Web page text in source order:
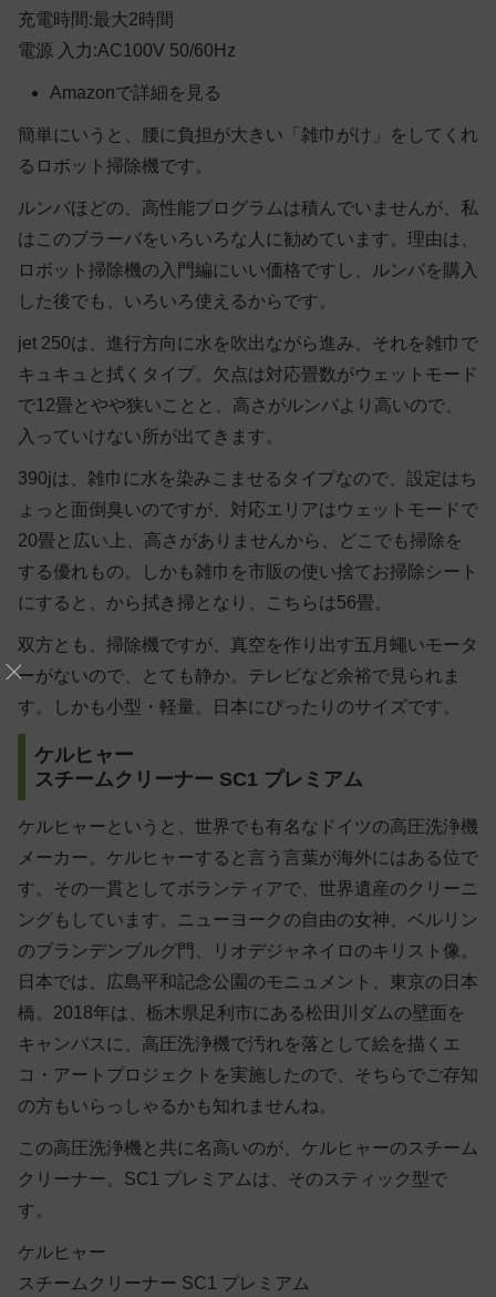
充電時間:最大2時間
電源 入力:AC100V 50/60Hz
Amazonで詳細を見る
簡単にいうと、腰に負担が大きい「雑巾がけ」をしてくれ
るロボット掃除機です。
ルンバほどの、高性能プログラムは積んでいませんが、私
はこのブラーバをいろいろな人に勧めています。理由は、
ロボット掃除機の入門編にいい価格ですし、ルンバを購入
した後でも、いろいろ使えるからです。
jet 250は、進行方向に水を吹出ながら進み、それを雑巾で
キュキュと拭くタイプ。欠点は対応畳数がウェットモード
で12畳とやや狭いことと、高さがルンバより高いので、
入っていけない所が出てきます。
390jは、雑巾に水を染みこませるタイプなので、設定はち
ょっと面倒臭いのですが、対応エリアはウェットモードで
20畳と広い上、高さがありませんから、どこでも掃除を
する優れもの。しかも雑巾を市販の使い捨てお掃除シート
にすると、から拭き掃となり、こちらは56畳。
双方とも、掃除機ですが、真空を作り出す五月蠅いモータ
ーがないので、とても静か。テレビなど余裕で見られま
す。しかも小型・軽量。日本にぴったりのサイズです。
ケルヒャー
スチームクリーナー SC1 プレミアム
ケルヒャーというと、世界でも有名なドイツの高圧洗浄機
メーカー。ケルヒャーすると言う言葉が海外にはある位で
す。その一貫としてボランティアで、世界遺産のクリーニ
ングもしています。ニューヨークの自由の女神、ベルリン
のブランデンブルグ門、リオデジャネイロのキリスト像。
日本では、広島平和記念公園のモニュメント、東京の日本
橋。2018年は、栃木県足利市にある松田川ダムの壁面を
キャンバスに、高圧洗浄機で汚れを落として絵を描くエ
コ・アートプロジェクトを実施したので、そちらでご存知
の方もいらっしゃるかも知れませんね。
この高圧洗浄機と共に名高いのが、ケルヒャーのスチーム
クリーナー。SC1 プレミアムは、そのスティック型で
す。
ケルヒャー
スチームクリーナー SC1 プレミアム